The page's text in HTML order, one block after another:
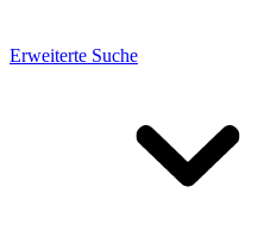
Erweiterte Suche